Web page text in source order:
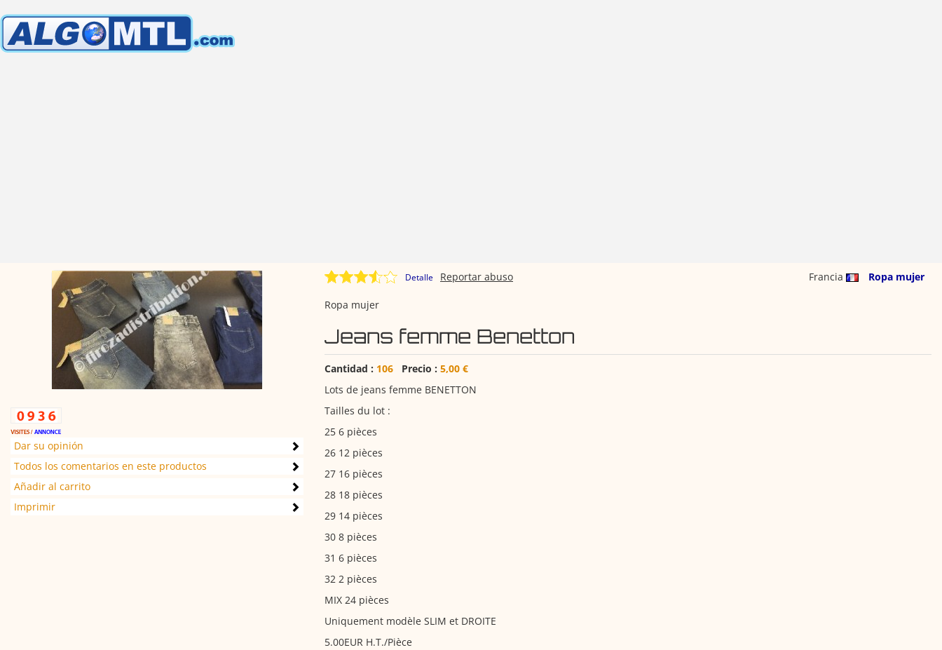
Dar su opinión
Todos los comentarios en este productos
Añadir al carrito
Imprimir
Detalle Francia Ropa mujer
Reportar abuso
Ropa mujer
Jeans femme Benetton
Cantidad : 106 Precio : 5,00 €
Lots de jeans femme BENETTON
Tailles du lot :
25 6 pièces
26 12 pièces
27 16 pièces
28 18 pièces
29 14 pièces
30 8 pièces
31 6 pièces
32 2 pièces
MIX 24 pièces
Uniquement modèle SLIM et DROITE
5.00EUR H.T./Pièce